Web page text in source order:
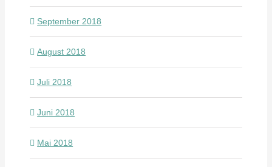
September 2018
August 2018
Juli 2018
Juni 2018
Mai 2018